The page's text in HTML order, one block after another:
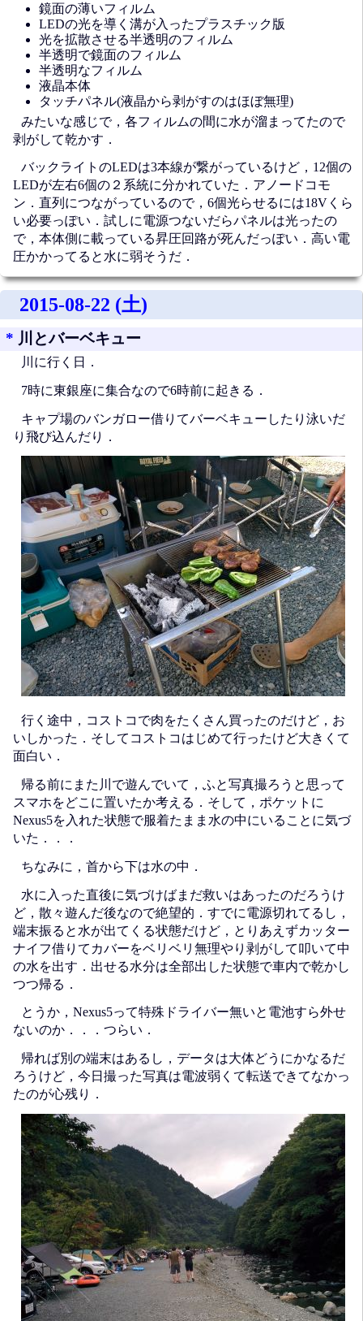
鏡面の薄いフィルム
LEDの光を導く溝が入ったプラスチック版
光を拡散させる半透明のフィルム
半透明で鏡面のフィルム
半透明なフィルム
液晶本体
タッチパネル(液晶から剥がすのはほぼ無理)
みたいな感じで，各フィルムの間に水が溜まってたので
剥がして乾かす．
バックライトのLEDは3本線が繋がっているけど，12個の
LEDが左右6個の２系統に分かれていた．アノードコモ
ン．直列につながっているので，6個光らせるには18Vくら
い必要っぽい．試しに電源つないだらパネルは光ったの
で，本体側に載っている昇圧回路が死んだっぽい．高い電
圧かかってると水に弱そうだ．
2015-08-22 (土)
* 川とバーベキュー
川に行く日．
7時に東銀座に集合なので6時前に起きる．
キャプ場のバンガロー借りてバーベキューしたり泳いだ
り飛び込んだり．
行く途中，コストコで肉をたくさん買ったのだけど，お
いしかった．そしてコストコはじめて行ったけど大きくて
面白い．
帰る前にまた川で遊んでいて，ふと写真撮ろうと思って
スマホをどこに置いたか考える．そして，ポケットに
Nexus5を入れた状態で服着たまま水の中にいることに気づ
いた．．．
ちなみに，首から下は水の中．
水に入った直後に気づけばまだ救いはあったのだろうけ
ど，散々遊んだ後なので絶望的．すでに電源切れてるし，
端末振ると水が出てくる状態だけど，とりあえずカッター
ナイフ借りてカバーをベリベリ無理やり剥がして叩いて中
の水を出す．出せる水分は全部出した状態で車内で乾かし
つつ帰る．
とうか，Nexus5って特殊ドライバー無いと電池すら外せ
ないのか．．．つらい．
帰れば別の端末はあるし，データは大体どうにかなるだ
ろうけど，今日撮った写真は電波弱くて転送できてなかっ
たのが心残り．